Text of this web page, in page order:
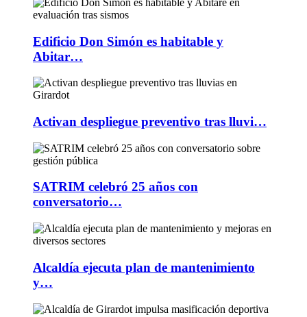
Edificio Don Simón es habitable y
Abitar…
Activan despliegue preventivo tras lluvi…
SATRIM celebró 25 años con
conversatorio…
Alcaldía ejecuta plan de mantenimiento
y…